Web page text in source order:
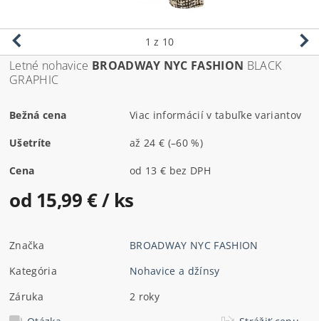
1 z 10
Letné nohavice BROADWAY NYC FASHION BLACK
GRAPHIC
Bežná cena Viac informácií v tabuľke variantov
Ušetríte až 24 € (–60 %)
Cena od 13 € bez DPH
od 15,99 €/ ks
Značka
BROADWAY NYC FASHION
Kategória
Nohavice a džínsy
Záruka
2 roky